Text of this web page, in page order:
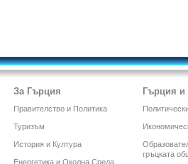
За Гърция
Правителство и Политика
Туризъм
История и Култура
Енергетика и Околна Среда
Гърция и
гръцката